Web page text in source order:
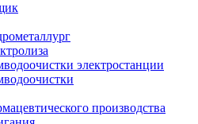
электростанции
производства